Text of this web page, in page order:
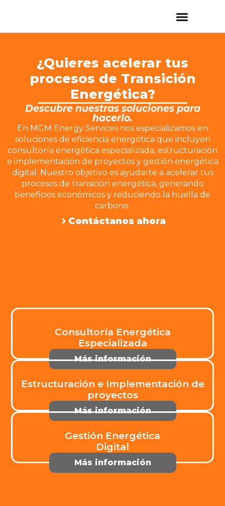
¿Quieres acelerar tus
procesos de Transición
Energética?
Descubre nuestras soluciones para
hacerlo.
En MGM Energy Services nos especializamos en
soluciones de eficiencia energética que incluyen
consultoría energética especializada, estructuración
e implementación de proyectos y gestión energética
digital. Nuestro objetivo es ayudarte a acelerar tus
procesos de transición energética, generando
beneficios económicos y reduciendo la huella de
carbono.
Contáctanos ahora
Consultoría Energética
Especializada
Más información
Estructuración e Implementación de
proyectos
Más información
Gestión Energética
Digital
Más información